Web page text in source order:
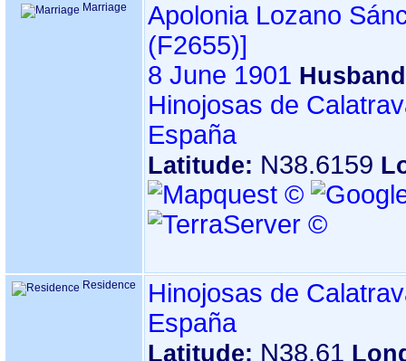
Marriage
Apolonia Lozano
‎(F2655)‎‎]
8 June 1901
Hinojosas de
España
Latitude: N38.6159
Residence
Hinojosas de
España
Latitude: N38.61